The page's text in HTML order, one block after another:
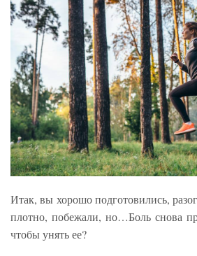
Итак, вы хорошо подготовились,
плотно, побежали, но…Боль снова
чтобы унять ее?